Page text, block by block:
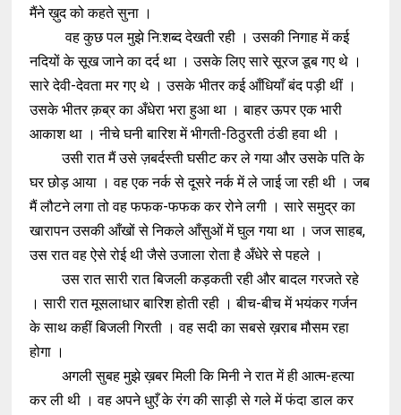
मैंने ख़ुद को कहते सुना ।
वह कुछ पल मुझे नि:शब्द देखती रही । उसकी निगाह में कई
नदियों के सूख जाने का दर्द था । उसके लिए सारे सूरज डूब गए थे ।
सारे देवी-देवता मर गए थे । उसके भीतर कई आँधियाँ बंद पड़ी थीं ।
उसके भीतर क़ब्र का अँधेरा भरा हुआ था । बाहर ऊपर एक भारी
आकाश था । नीचे घनी बारिश में भीगती-ठिठुरती ठंडी हवा थी ।
उसी रात मैं उसे ज़बर्दस्ती घसीट कर ले गया और उसके पति के
घर छोड़ आया । वह एक नर्क से दूसरे नर्क में ले जाई जा रही थी । जब
मैं लौटने लगा तो वह फफक-फफक कर रोने लगी । सारे समुद्र का
खारापन उसकी आँखों से निकले आँसुओं में घुल गया था । जज साहब,
उस रात वह ऐसे रोई थी जैसे उजाला रोता है अँधेरे से पहले ।
उस रात सारी रात बिजली कड़कती रही और बादल गरजते रहे
। सारी रात मूसलाधार बारिश होती रही । बीच-बीच में भयंकर गर्जन
के साथ कहीं बिजली गिरती । वह सदी का सबसे ख़राब मौसम रहा
होगा ।
अगली सुबह मुझे ख़बर मिली कि मिनी ने रात में ही आत्म-हत्या
कर ली थी । वह अपने धुएँ के रंग की साड़ी से गले में फंदा डाल कर